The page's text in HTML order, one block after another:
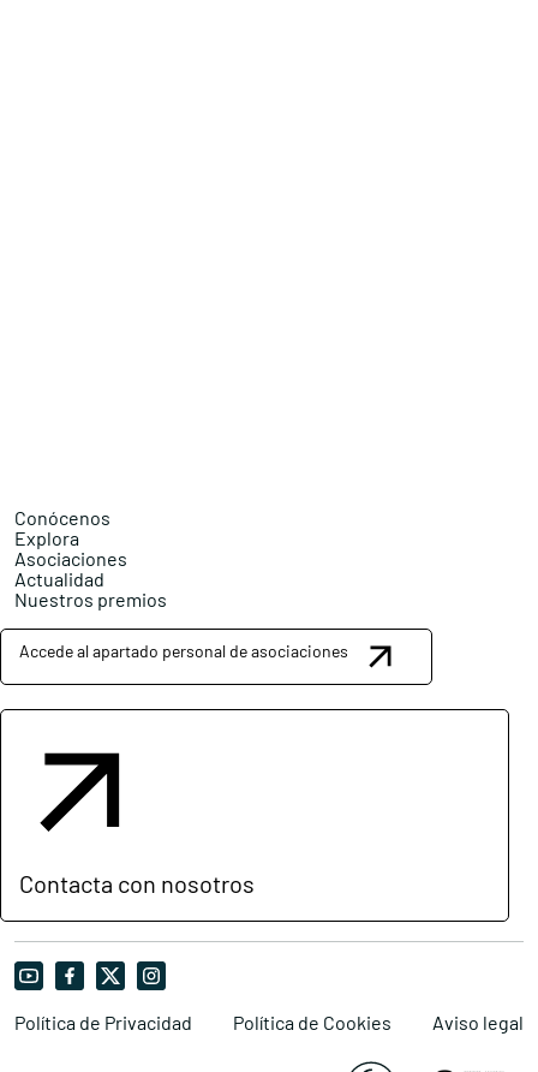
Conócenos
Explora
Asociaciones
Actualidad
Nuestros premios
Accede al apartado personal de asociaciones
Contacta con nosotros
Política de Privacidad Política de Cookies Aviso legal